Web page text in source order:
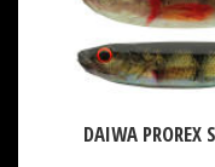
DAIWA PROREX